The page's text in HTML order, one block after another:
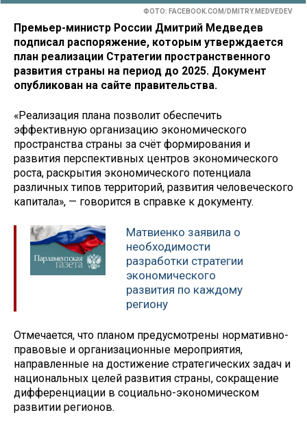
ФОТО: FACEBOOK.COM/DMITRY.MEDVEDEV
Премьер-министр России Дмитрий Медведев
подписал распоряжение, которым утверждается
план реализации Стратегии пространственного
развития страны на период до 2025. Документ
опубликован на сайте правительства.
«Реализация плана позволит обеспечить
эффективную организацию экономического
пространства страны за счёт формирования и
развития перспективных центров экономического
роста, раскрытия экономического потенциала
различных типов территорий, развития человеческого
капитала», — говорится в справке к документу.
Матвиенко заявила о
необходимости
разработки стратегии
экономического
развития по каждому
региону
Отмечается, что планом предусмотрены нормативно-
правовые и организационные мероприятия,
направленные на достижение стратегических задач и
национальных целей развития страны, сокращение
дифференциации в социально-экономическом
развитии регионов.